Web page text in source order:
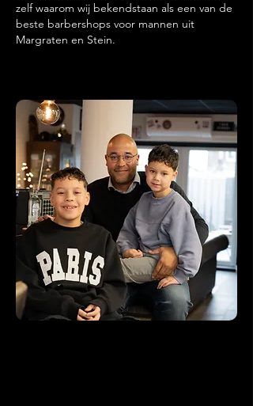
zelf waarom wij bekendstaan als een van de
beste barbershops voor mannen uit
Margraten en Stein.